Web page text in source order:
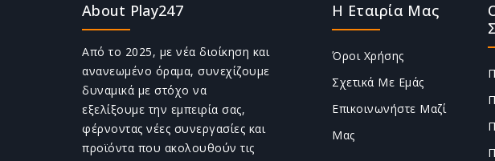
About Play247
Από το 2025, με νέα διοίκηση και
ανανεωμένο όραμα, συνεχίζουμε
δυναμικά με στόχο να
εξελίξουμε την εμπειρία σας,
φέρνοντας νέες συνεργασίες και
προϊόντα που ακολουθούν τις
Η Εταιρία Μας
Όροι Χρήσης
Σχετικά Με Εμάς
Επικοινωνήστε Μαζί
Μας